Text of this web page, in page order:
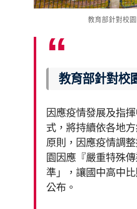
教育部針對校
教育部針對校
因應疫情發展及指
式，將持續依各地
原則，因應疫情調
園因應『嚴重特殊
準」，讓國中高中
公布。